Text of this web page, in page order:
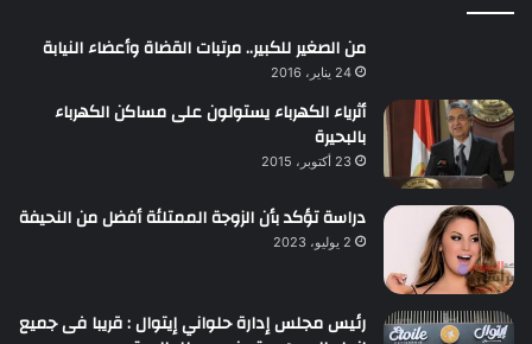
من الصغير للكبير.. مرتبات القضاة وأعضاء النيابة
24 يناير، 2016
أثرياء الكهرباء يستولون على مساكن الكهرباء
بالبحيرة
23 أكتوبر، 2015
دراسة تؤكد بأن الزوجة الممتلئة أفضل من النحيفة
2 يوليو، 2023
رئيس مجلس إدارة حلواني إيتوال : قريبا فى جميع